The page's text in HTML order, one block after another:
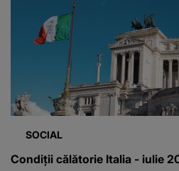
SOCIAL
Condiții călătorie Italia - iulie